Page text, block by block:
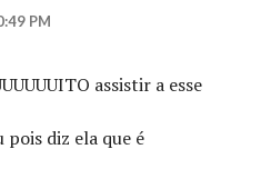
PM
assistir a esse
diz ela que é